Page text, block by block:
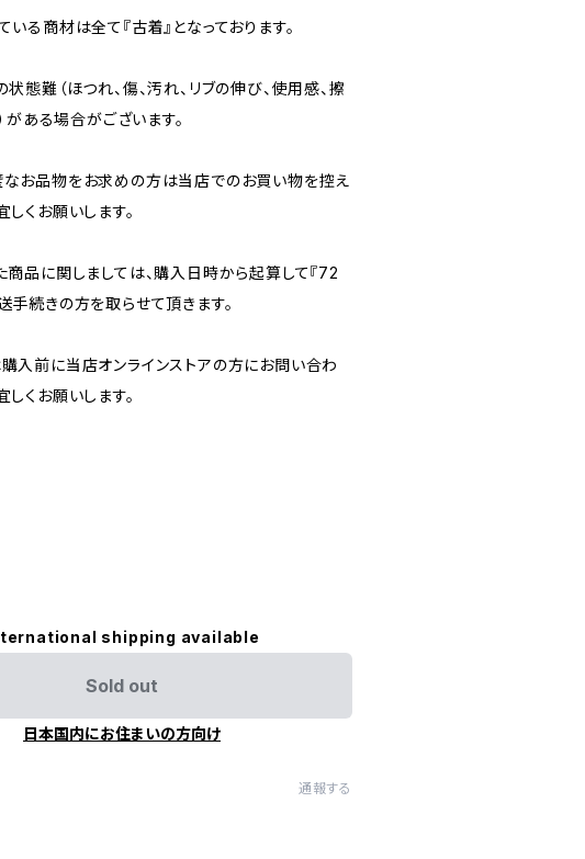
いる商材は全て『古着』となっております。
態難（ほつれ、傷、汚れ、リブの伸び、使用感、擦
がある場合がございます。
お品物をお求めの方は当店でのお買い物を控え
くお願いします。
商品に関しましては、購入日時から起算して『72
手続きの方を取らせて頂きます。
入前に当店オンラインストアの方にお問い合わ
くお願いします。
shipping available
Sold out
日本国内にお住まいの方向け
通報する